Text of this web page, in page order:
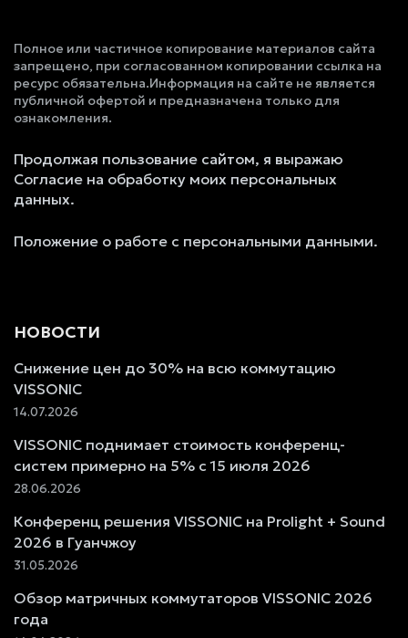
Полное или частичное копирование материалов сайта
запрещено, при согласованном копировании ссылка на
ресурс обязательна.Информация на сайте не является
публичной офертой и предназначена только для
ознакомления.
Продолжая пользование сайтом, я выражаю
Согласие на обработку моих персональных
данных.
Положение о работе с персональными данными.
НОВОСТИ
Снижение цен до 30% на всю коммутацию
VISSONIC
14.07.2026
VISSONIC поднимает стоимость конференц-
систем примерно на 5% с 15 июля 2026
28.06.2026
Конференц решения VISSONIC на Prolight + Sound
2026 в Гуанчжоу
31.05.2026
Обзор матричных коммутаторов VISSONIC 2026
года